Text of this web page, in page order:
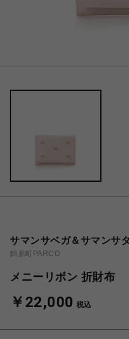
サマンサベガ＆サマンサ
錦糸町PARCO
メニーリボン 折財布
￥22,000 税込